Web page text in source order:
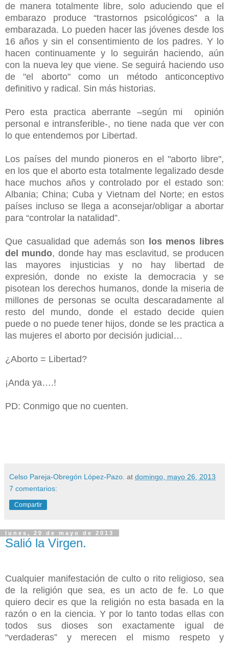
de manera totalmente libre, solo aduciendo que el
embarazo produce “trastornos psicológicos” a la
embarazada. Lo pueden hacer las jóvenes desde los
16 años y sin el consentimiento de los padres. Y lo
hacen continuamente y lo seguirán haciendo, aún
con la nueva ley que viene. Se seguirá haciendo uso
de "el aborto" como un método anticonceptivo
definitivo y radical. Sin más historias.
Pero esta practica aberrante –según mi opinión
personal e intransferible-, no tiene nada que ver con
lo que entendemos por Libertad.
Los países del mundo pioneros en el "aborto libre",
en los que el aborto esta totalmente legalizado desde
hace muchos años y controlado por el estado son:
Albania; China; Cuba y Vietnam del Norte; en estos
países incluso se llega a aconsejar/obligar a abortar
para “controlar la natalidad”.
Que casualidad que además son los menos libres
del mundo, donde hay mas esclavitud, se producen
las mayores injusticias y no hay libertad de
expresión, donde no existe la democracia y se
pisotean los derechos humanos, donde la miseria de
millones de personas se oculta descaradamente al
resto del mundo, donde el estado decide quien
puede o no puede tener hijos, donde se les practica a
las mujeres el aborto por decisión judicial…
¿Aborto = Libertad?
¡Anda ya….!
PD: Conmigo que no cuenten.
Celso Pareja-Obregón López-Pazo. at domingo, mayo 26, 2013
7 comentarios:
Compartir
lunes, 20 de mayo de 2013
Salió la Virgen.
Cualquier manifestación de culto o rito religioso, sea
de la religión que sea, es un acto de fe. Lo que
quiero decir es que la religión no esta basada en la
razón o en la ciencia. Y por lo tanto todas ellas con
todos sus dioses son exactamente igual de
“verdaderas” y merecen el mismo respeto y